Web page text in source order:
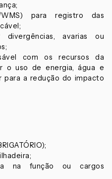
para registro das
avarias ou
com os recursos da
o uso de energia, água e
para a redução do impacto
na função ou cargos